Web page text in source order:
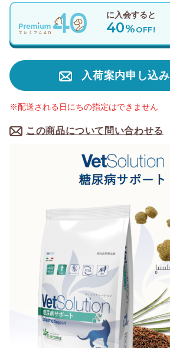
入荷案内申し込み
この商品について問い合わせる
※配送される日にちの指定はできません
に入会すると
40%OFF!